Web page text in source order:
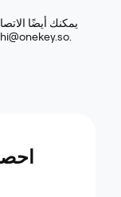
يمكنك أيضًا
hi@onekey.so.